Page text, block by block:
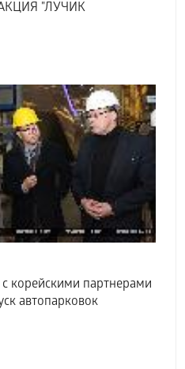
"ЛУЧИК
корейскими партнерами
автопарковок